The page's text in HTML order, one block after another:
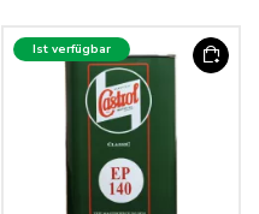
Ist verfügbar